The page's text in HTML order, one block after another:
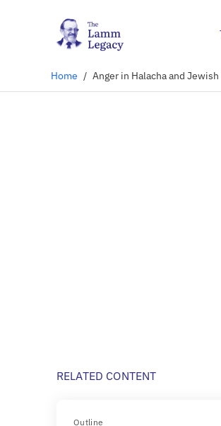
Home / Anger in Halacha and
RELATED CONTENT
Outline